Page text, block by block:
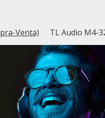
Venta) TL Audio M4-